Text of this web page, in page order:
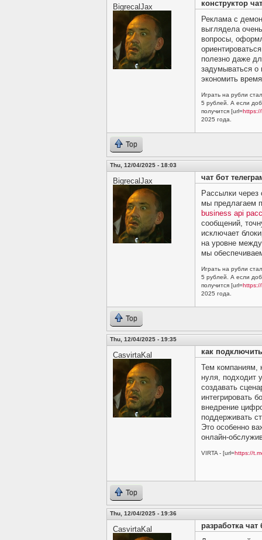
BigrecalJax
конструктор
Реклама с
выглядела
вопросы,
полезно даже
задумываться о
экономить
Играть на рубли
5 рублей. А если
получится [url=https://
2025 года.
Top
Thu, 12/04/2025 - 18:03
BigrecalJax
чат бот
Рассылки через
мы предлагаем
business api
сообщений,
исключает
на уровне
мы
Играть на рубли
5 рублей. А если
получится [url=https://
2025 года.
Top
Thu, 12/04/2025 - 19:35
CasvirtaKal
как
Тем компаниям,
нуля, подходит
создавать
интегрировать
внедрение
поддерживать
Это особенно
онлайн-
VIRTA - [url=https://
Top
Thu, 12/04/2025 - 19:36
CasvirtaKal
разработка